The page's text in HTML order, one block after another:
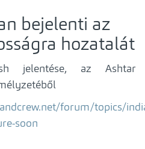
bejelenti az
hozatalát
jelentése, az Ashtar
forum/topics/
soon